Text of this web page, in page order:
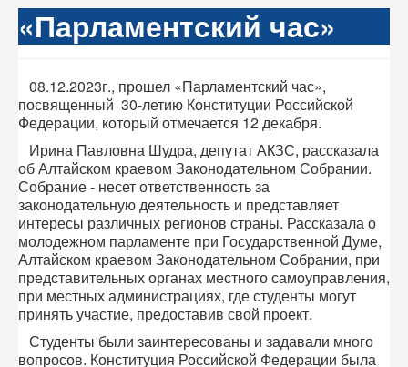
«Парламентский час»
08.12.2023г., прошел «Парламентский час»,
посвященный 30-летию Конституции Российской
Федерации, который отмечается 12 декабря.
Ирина Павловна Шудра, депутат АКЗС, рассказала
об Алтайском краевом Законодательном Собрании.
Собрание - несет ответственность за
законодательную деятельность и представляет
интересы различных регионов страны. Рассказала о
молодежном парламенте при Государственной Думе,
Алтайском краевом Законодательном Собрании, при
представительных органах местного самоуправления,
при местных администрациях, где студенты могут
принять участие, предоставив свой проект.
Студенты были заинтересованы и задавали много
вопросов. Конституция Российской Федерации была